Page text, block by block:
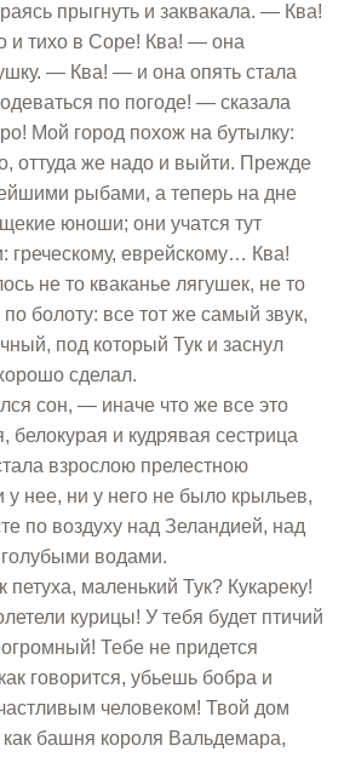
прыгнуть и заквакала. — Ква!
и тихо в Соре! Ква! — она
— Ква! — и она опять стала
по погоде! — сказала
Мой город похож на бутылку:
оттуда же надо и выйти. Прежде
рыбами, а теперь на дне
юноши; они учатся тут
греческому, еврейскому… Ква!
не то кваканье лягушек, не то
болоту: все тот же самый звук,
под который Тук и заснул
сделал.
сон, — иначе что же все это
белокурая и кудрявая сестрица
взрослою прелестною
у нее, ни у него не было крыльев,
по воздуху над Зеландией, над
водами.
маленький Тук? Кукареку!
курицы! У тебя будет птичий
Тебе не придется
говорится, убьешь бобра и
человеком! Твой дом
башня короля Вальдемара,